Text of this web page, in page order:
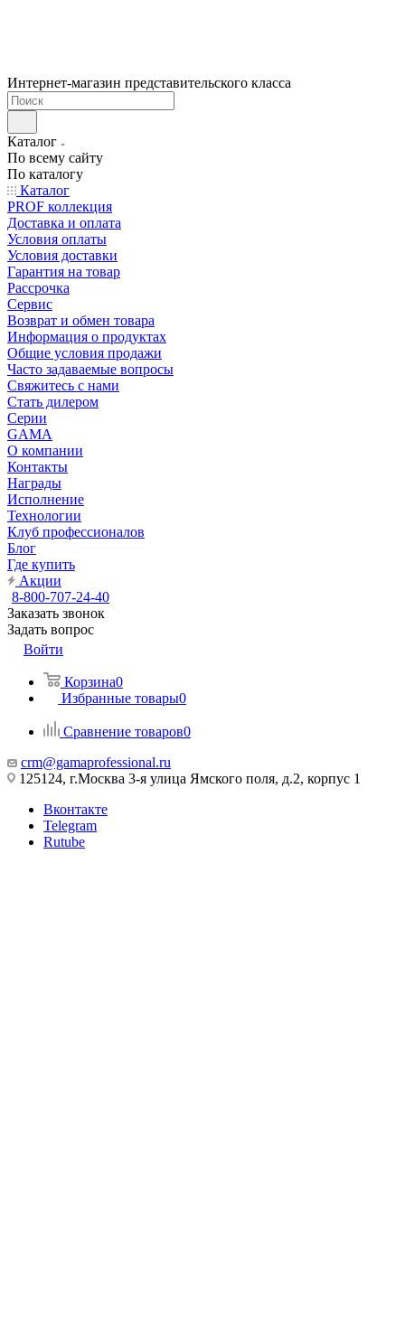
Интернет-магазин представительского класса
Каталог
По всему сайту
По каталогу
Каталог
PROF коллекция
Доставка и оплата
Условия оплаты
Условия доставки
Гарантия на товар
Рассрочка
Сервис
Возврат и обмен товара
Информация о продуктах
Общие условия продажи
Часто задаваемые вопросы
Свяжитесь с нами
Стать дилером
Серии
GAMA
О компании
Контакты
Награды
Исполнение
Технологии
Клуб профессионалов
Блог
Где купить
Акции
8-800-707-24-40
Заказать звонок
Задать вопрос
Войти
Корзина0
Избранные товары0
Сравнение товаров0
crm@gamaprofessional.ru
125124, г.Москва 3-я улица Ямского поля, д.2, корпус 1
Вконтакте
Telegram
Rutube